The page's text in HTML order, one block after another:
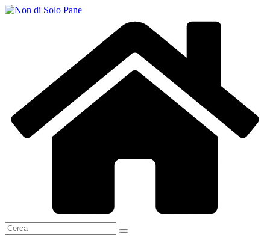
Salta